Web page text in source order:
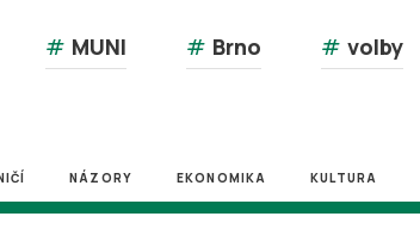
# MUNI # Brno # volby
NÁZORY EKONOMIKA KULTURA